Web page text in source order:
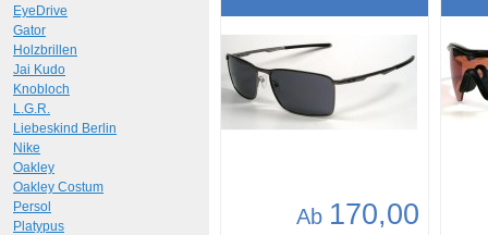
Ab 170,00
EyeDrive
Gator
Holzbrillen
Jai Kudo
Knobloch
L.G.R.
Liebeskind Berlin
Nike
Oakley
Oakley Costum
Persol
Platypus